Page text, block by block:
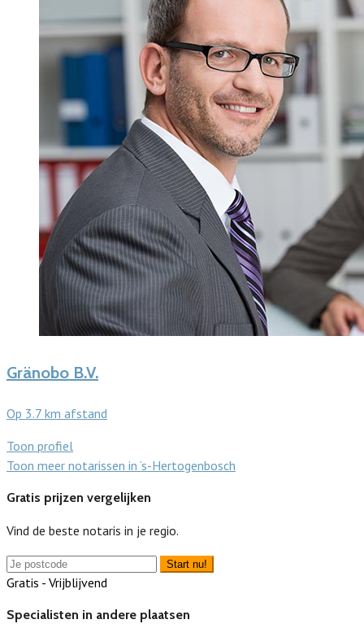
Gränobo B.V.
Op 3.7 km afstand
Toon profiel
Toon meer notarissen in ‘s-Hertogenbosch
Gratis prijzen vergelijken
Vind de beste notaris in je regio.
Start nu!
Gratis - Vrijblijvend
Specialisten in andere plaatsen